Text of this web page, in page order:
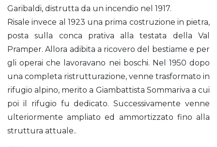
Garibaldi, distrutta da un incendio nel 1917.
Risale invece al 1923 una prima costruzione in pietra,
posta sulla conca prativa alla testata della Val
Pramper. Allora adibita a ricovero del bestiame e per
gli operai che lavoravano nei boschi. Nel 1950 dopo
una completa ristrutturazione, venne trasformato in
rifugio alpino, merito a Giambattista Sommariva a cui
poi il rifugio fu dedicato. Successivamente venne
ulteriormente ampliato ed ammortizzato fino alla
struttura attuale..